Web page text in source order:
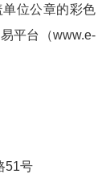
位公章的彩色
平台（www.e-
51号